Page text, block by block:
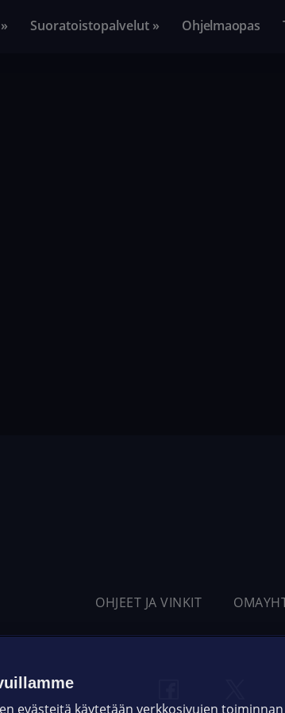
Elisa Viihde » Suoratoistopalvelut » Ohjelmaopas
OHJEET JA VINKIT
evästeitä käytetään verkkosivujen